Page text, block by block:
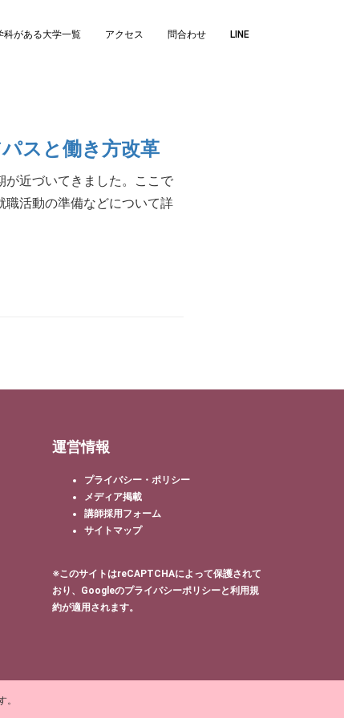
科がある大学一覧 アクセス 問合わせ LINE
スと働き方改革
が近づいてきました。ここで
職活動の準備などについて詳
運営情報
プライバシー・ポリシー
メディア掲載
講師採用フォーム
サイトマップ
※このサイトはreCAPTCHAによって保護されて
おり、Googleのプライバシーポリシーと利用規
約が適用されます。
。